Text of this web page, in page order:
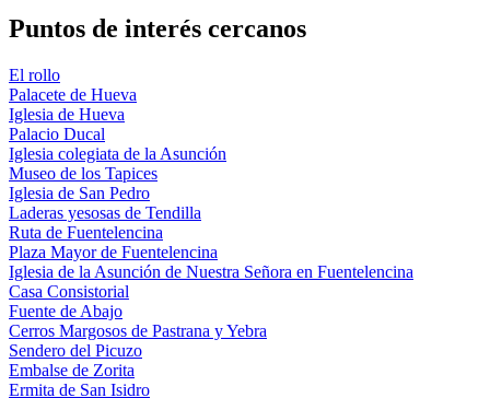
Puntos de interés cercanos
El rollo
Palacete de Hueva
Iglesia de Hueva
Palacio Ducal
Iglesia colegiata de la Asunción
Museo de los Tapices
Iglesia de San Pedro
Laderas yesosas de Tendilla
Ruta de Fuentelencina
Plaza Mayor de Fuentelencina
Iglesia de la Asunción de Nuestra Señora en Fuentelencina
Casa Consistorial
Fuente de Abajo
Cerros Margosos de Pastrana y Yebra
Sendero del Picuzo
Embalse de Zorita
Ermita de San Isidro